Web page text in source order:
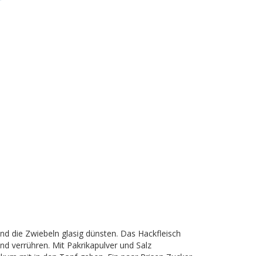
die Zwiebeln glasig dünsten. Das Hackfleisch
verrühren. Mit Pakrikapulver und Salz